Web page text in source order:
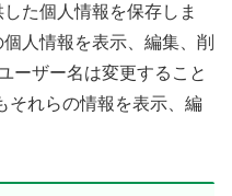
た個人情報を保存しま
人情報を表示、編集、削
ーザー名は変更すること
それらの情報を表示、編